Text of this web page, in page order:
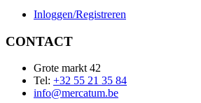
Inloggen/Registreren
CONTACT
Grote markt 42
Tel: +32 55 21 35 84
info@mercatum.be